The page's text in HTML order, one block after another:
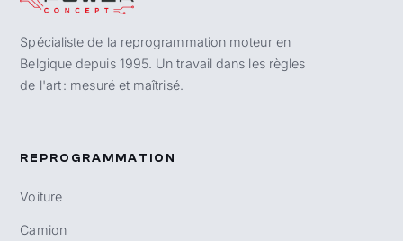
Spécialiste de la reprogrammation moteur en
Belgique depuis 1995. Un travail dans les règles
de l'art : mesuré et maîtrisé.
REPROGRAMMATION
Voiture
Camion